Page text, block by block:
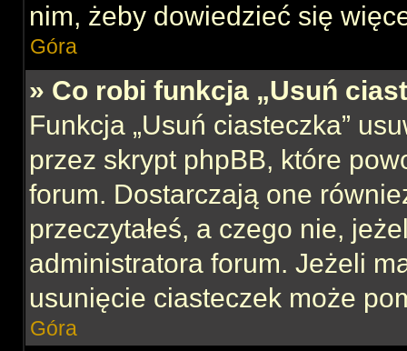
nim, żeby dowiedzieć się
Góra
» Co robi funkcja „Usuń
Funkcja „Usuń ciasteczka”
przez skrypt phpBB, które
forum. Dostarczają one
przeczytałeś, a czego nie,
administratora forum. Jeżeli
usunięcie ciasteczek może
Góra